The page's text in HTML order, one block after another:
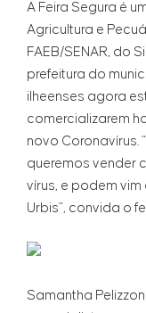
A Feira Segura é
Agricultura e
FAEB/SENAR, do
prefeitura do
ilheenses agora
comercializarem
novo Coronavírus.
queremos vender
vírus, e podem
Urbis”, convida o
Samantha